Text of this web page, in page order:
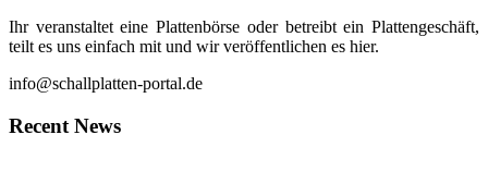
Ihr veranstaltet eine Plattenbörse oder betreibt ein Plattengeschäft,
teilt es uns einfach mit und wir veröffentlichen es hier.
info@schallplatten-portal.de
Recent News